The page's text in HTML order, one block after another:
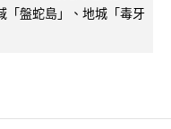
「盤蛇島」、地城「毒牙